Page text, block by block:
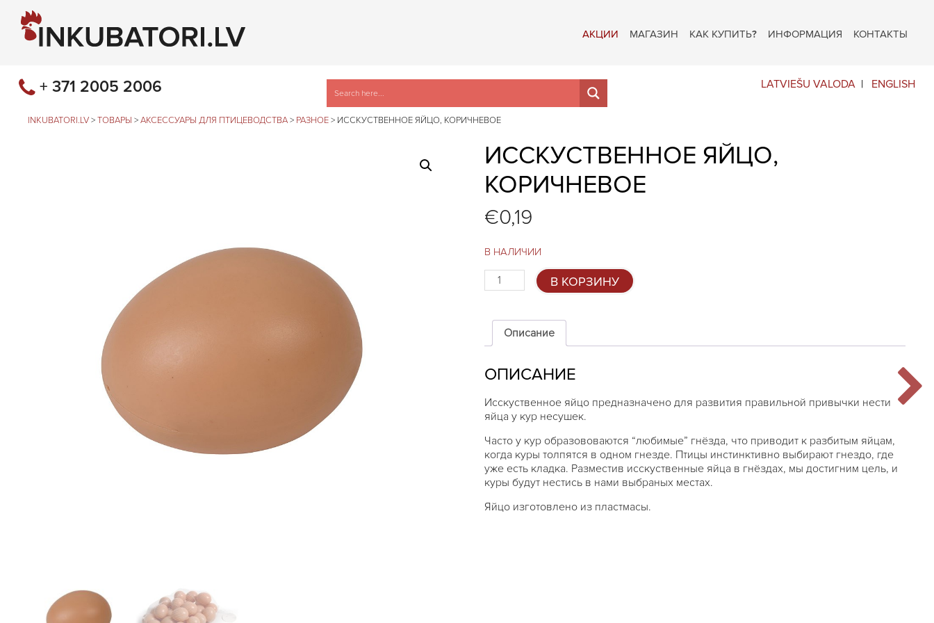
АКЦИИ МАГАЗИН КАК КУПИТЬ? ИНФОРМАЦИЯ КОНТАКТЫ
LATVIEŠU VALODA ENGLISH
+ 371 2005 2006
INKUBATORI.LV > ТОВАРЫ > АКСЕССУАРЫ ДЛЯ ПТИЦЕВОДСТВА > РАЗНОЕ > ИССКУСТВЕННОЕ ЯЙЦО, КОРИЧНЕВОЕ
ИССКУСТВЕННОЕ ЯЙЦО,
КОРИЧНЕВОЕ
€0,19
В НАЛИЧИИ
Количество
товара
яйцо,
коричневое
В КОРЗИНУ
Описание
ОПИСАНИЕ
Исскуственное яйцо предназначено для развития правильной привычки нести
яйца у кур несушек.
Часто у кур образововаются “любимые” гнёзда, что приводит к разбитым яйцам,
когда куры толпятся в одном гнезде. Птицы инстинктивно выбирают гнездо, где
уже есть кладка. Разместив исскуственные яйца в гнёздах, мы достигним цель, и
куры будут нестись в нами выбраных местах.
Яйцо изготовлено из пластмасы.